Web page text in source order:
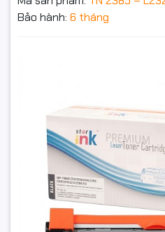
Bảo hành: 6 tháng
Đặt trước sản phẩm để